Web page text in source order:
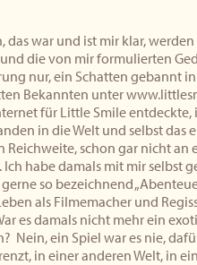
das war und ist mir klar,
und die von mir formulierten
nur, ein Schatten gebannt
Bekannten unter
für Little Smile
in die Welt und selbst
Reichweite, schon gar nicht
Ich habe damals mit mir selbst
gerne so bezeichnend
als Filmemacher und
es damals nicht mehr ein
Nein, ein Spiel war es nie,
in einer anderen Welt, in